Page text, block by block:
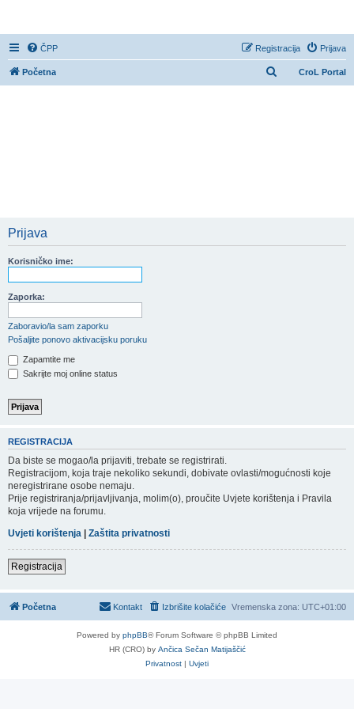
ČPP Prijava
Registracija
CroL Portal
Početna
Prijava
Korisničko ime:
Zaporka:
Zaboravio/la sam zaporku
Pošaljite ponovo aktivacijsku poruku
Zapamtite me
Sakrijte moj online status
REGISTRACIJA
Da biste se mogao/la prijaviti, trebate se registrirati.
Registracijom, koja traje nekoliko sekundi, dobivate ovlasti/mogućnosti koje
neregistrirane osobe nemaju.
Prije registriranja/prijavljivanja, molim(o), proučite Uvjete korištenja i Pravila
koja vrijede na forumu.
Uvjeti korištenja | Zaštita privatnosti
Registracija
Početna Vremenska zona: UTC+01:00
Izbrišite kolačiće
Kontakt
Powered by phpBB® Forum Software © phpBB Limited
HR (CRO) by Ančica Sečan Matijaščić
Privatnost | Uvjeti